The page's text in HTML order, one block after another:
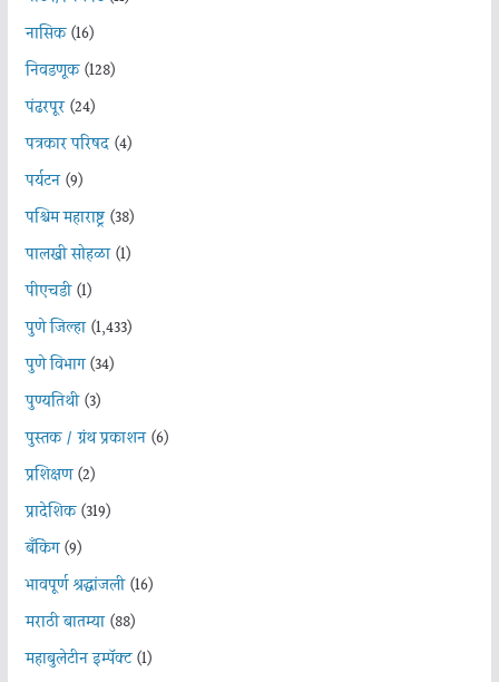
नासिक(16)
निवडणूक(128)
पंढरपूर(24)
पत्रकार परिषद(4)
पर्यटन(9)
पश्चिम महाराष्ट्र(38)
पालखी सोहळा(1)
पीएचडी(1)
पुणे जिल्हा(1,433)
पुणे विभाग(34)
पुण्यतिथी(3)
पुस्तक / ग्रंथ प्रकाशन(6)
प्रशिक्षण(2)
प्रादेशिक(319)
बँकिंग(9)
भावपूर्ण श्रद्धांजली(16)
मराठी बातम्या(88)
महाबुलेटीन इम्पॅक्ट(1)